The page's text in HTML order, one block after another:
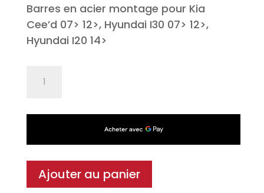
Barres en acier montage pour Kia
Cee’d 07> 12>, Hyundai I30 07> 12>,
Hyundai I20 14>
toit
Ajouter au panier